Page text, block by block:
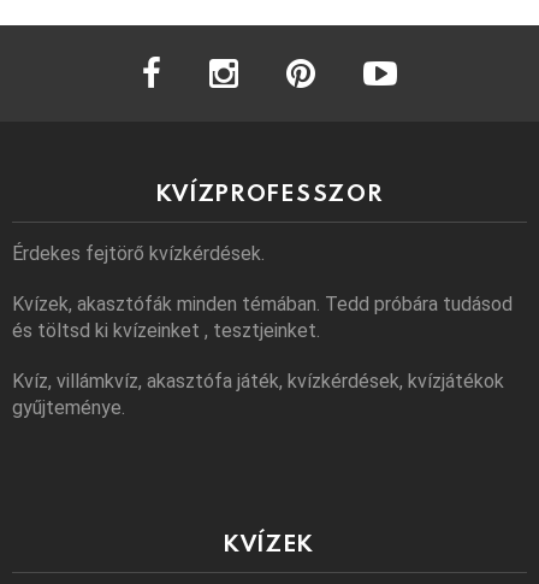
facebook instagram
KVÍZPROFESSZOR
Érdekes fejtörő kvízkérdések.
Kvízek, akasztófák minden témában. Tedd próbára tudásod
és töltsd ki kvízeinket , tesztjeinket.
Kvíz, villámkvíz, akasztófa játék, kvízkérdések, kvízjátékok
gyűjteménye.
KVÍZEK